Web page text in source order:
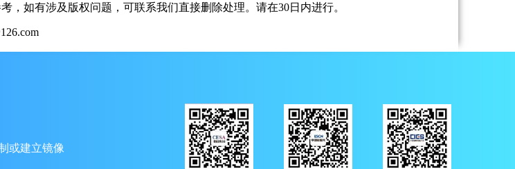
如有涉及版权问题，可联系我们直接删除处理。请在30日内进行。
或建立镜像